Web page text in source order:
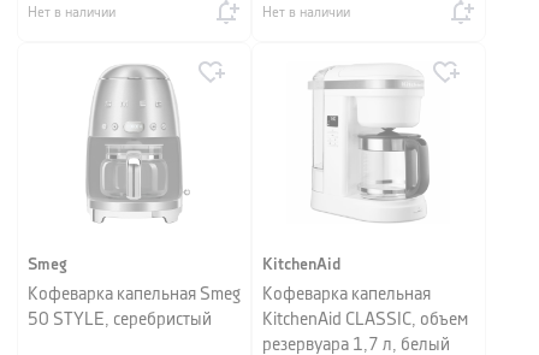
Нет в наличии Нет в наличии
Smeg
Кофеварка капельная Smeg
50 STYLE, серебристый
KitchenAid
Кофеварка капельная
KitchenAid CLASSIC, объем
резервуара 1,7 л, белый